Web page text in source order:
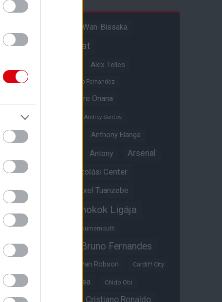
Aaron Wan-Bissaka
Akadémiai csapat
Alex Telles
Altay Bayindir Alvaro Fernandez
Andre Onana
Andreas Pereira
Andrey Santos
Angol válogatott Anthony Elanga
Antony Arsenal
Aston Villa Átigazolási Center
Átigazolások Axel Tuanzebe
Bajnokok Ligája
Benjamin Sesko Bournemouth
Brandon Williams Bruno Fernandes
Bryan Robson Cardiff City
Casemiro Chelsea Chido Obi
Christian Eriksen Cristiano Ronaldo